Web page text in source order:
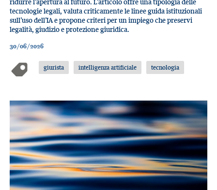
ridurre l’apertura al futuro. L’articolo offre una tipologia delle
tecnologie legali, valuta criticamente le linee guida istituzionali
sull’uso dell’IA e propone criteri per un impiego che preservi
legalità, giudizio e protezione giuridica.
30/06/2026
giurista intelligenza artificiale tecnologia